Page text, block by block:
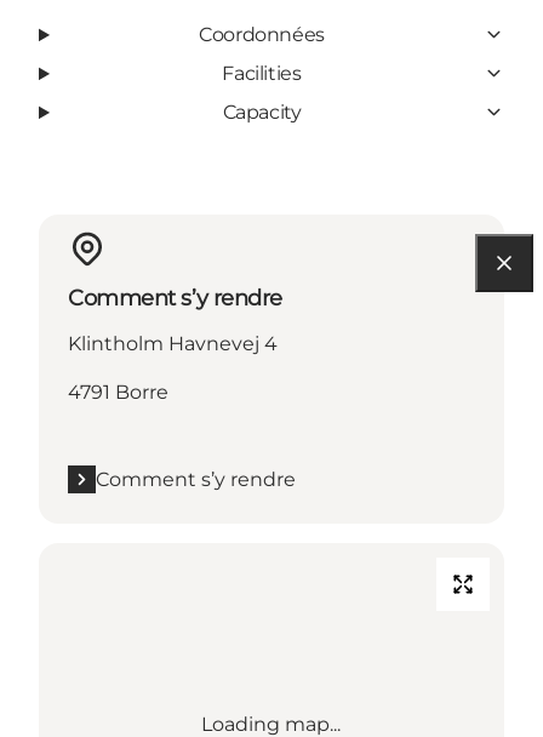
Coordonnées
Facilities
Capacity
Comment s’y rendre
Klintholm Havnevej 4
4791 Borre
Comment s’y rendre
Loading map...